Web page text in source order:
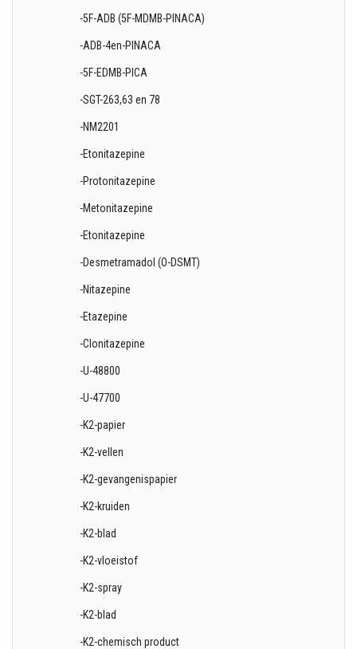
-5F-ADB (5F-MDMB-PINACA)
-ADB-4en-PINACA
-5F-EDMB-PICA
-SGT-263,63 en 78
-NM2201
-Etonitazepine
-Protonitazepine
-Metonitazepine
-Etonitazepine
-Desmetramadol (O-DSMT)
-Nitazepine
-Etazepine
-Clonitazepine
-U-48800
-U-47700
-K2-papier
-K2-vellen
-K2-gevangenispapier
-K2-kruiden
-K2-blad
-K2-vloeistof
-K2-spray
-K2-blad
-K2-chemisch product